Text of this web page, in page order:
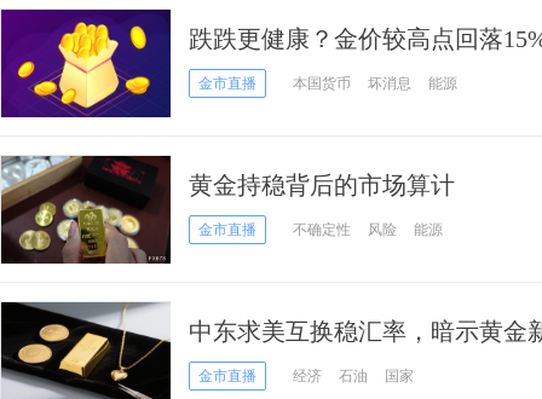
跌跌更健康？金价较高点回落
5500美元
金市直播 本国货币 坏消息 能源
黄金持稳背后的市场算计
金市直播 不确定性 风险 能源
中东求美互换稳汇率，暗示黄金
金市直播 经济 石油 国家